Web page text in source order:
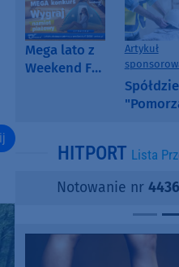
Mega lato z
Weekend FM
Artykuł
i
najmu
HITPORT Lista
Notowanie nr 4436